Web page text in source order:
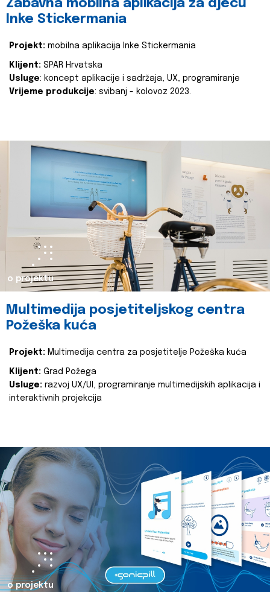
Zabavna mobilna aplikacija za djecu
Inke Stickermania
Projekt: mobilna aplikacija Inke Stickermania
Klijent: SPAR Hrvatska
Usluge: koncept aplikacije i sadržaja, UX, programiranje
Vrijeme produkcije: svibanj - kolovoz 2023.
o projektu
Multimedija posjetiteljskog centra
Požeška kuća
Projekt: Multimedija centra za posjetitelje Požeška kuća
Klijent: Grad Požega
Usluge: razvoj UX/UI, programiranje multimedijskih aplikacija i
interaktivnih projekcija
o projektu